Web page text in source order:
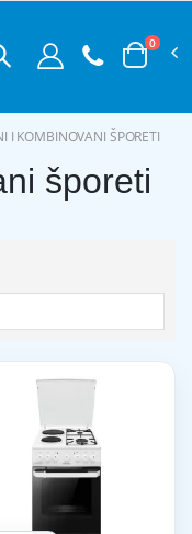
0
I KOMBINOVANI ŠPORETI
šporeti